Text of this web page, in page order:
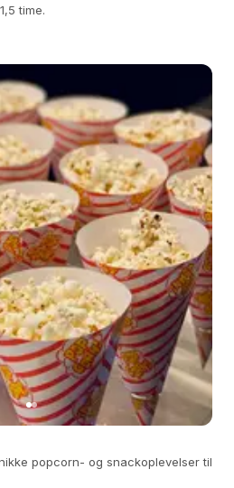
time.
popcorn- og snackoplevelser til